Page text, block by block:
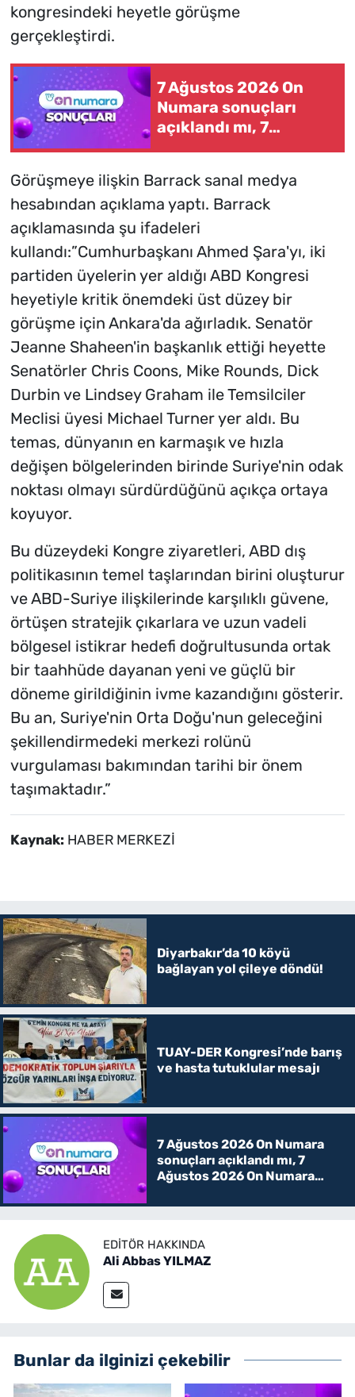
kongresindeki heyetle görüşme
gerçekleştirdi.
7 Ağustos 2026 On
Numara sonuçları
açıklandı mı, 7
rakamlar
Görüşmeye ilişkin Barrack sanal medya
hesabından açıklama yaptı. Barrack
açıklamasında şu ifadeleri
kullandı:”Cumhurbaşkanı Ahmed Şara'yı, iki
partiden üyelerin yer aldığı ABD Kongresi
heyetiyle kritik önemdeki üst düzey bir
görüşme için Ankara'da ağırladık. Senatör
Jeanne Shaheen'in başkanlık ettiği heyette
Senatörler Chris Coons, Mike Rounds, Dick
Durbin ve Lindsey Graham ile Temsilciler
Meclisi üyesi Michael Turner yer aldı. Bu
temas, dünyanın en karmaşık ve hızla
değişen bölgelerinden birinde Suriye'nin odak
noktası olmayı sürdürdüğünü açıkça ortaya
koyuyor.
Bu düzeydeki Kongre ziyaretleri, ABD dış
politikasının temel taşlarından birini oluşturur
ve ABD-Suriye ilişkilerinde karşılıklı güvene,
örtüşen stratejik çıkarlara ve uzun vadeli
bölgesel istikrar hedefi doğrultusunda ortak
bir taahhüde dayanan yeni ve güçlü bir
döneme girildiğinin ivme kazandığını gösterir.
Bu an, Suriye'nin Orta Doğu'nun geleceğini
şekillendirmedeki merkezi rolünü
vurgulaması bakımından tarihi bir önem
taşımaktadır.”
Kaynak: HABER MERKEZİ
Diyarbakır’da 10 köyü
bağlayan yol çileye döndü!
TUAY-DER Kongresi’nde barış
ve hasta tutuklular mesajı
7 Ağustos 2026 On Numara
sonuçları açıklandı mı, 7
Ağustos 2026 On Numara
EDITÖR HAKKINDA
Ali Abbas YILMAZ
Bunlar da ilginizi çekebilir